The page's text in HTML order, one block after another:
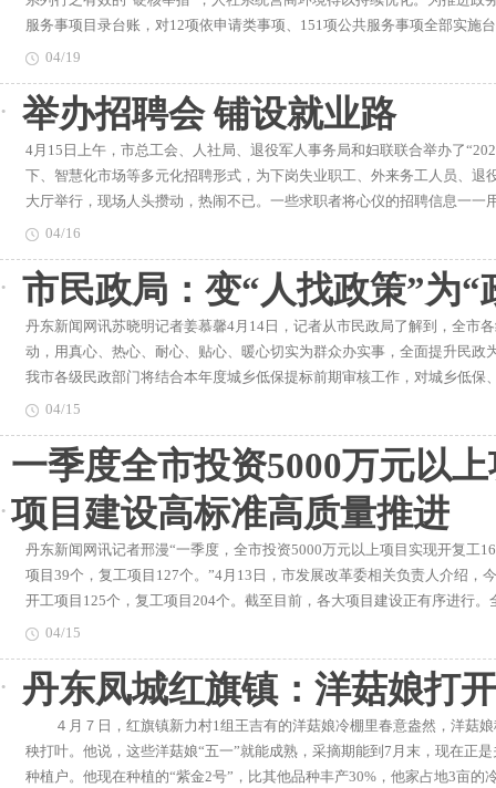
监督、举报和处置机制，依法查处虚假违法广告、质量违法案件。强化
进度、定责任”的原则，细化到人、明确到岗，一级抓一级、层层抓落实
踪问效、严肃问责，坚决做到创城工作到哪里，督导检查到哪里，跟踪
工作实效。孙晓晖表示，市市场监管局将以更严的要求、更高的标准、
的基础上，对内部空间重新进行规划设计，充分提高空间利用率，将空
卫生间和轮椅通道及各种残障人辅助设施，方便母婴及残疾人如厕需求
扎实开展2021年“两节”期间社会救助工作，在省内率先制定救助新举措
困人员供养金和照顾料理费、孤儿和事实无人抚养儿童保障金3150万元
800多人次符合条件的困难家庭发放临时救助金71万元；在全省率先出台
特困人员家庭和孤儿、事实无人抚养儿童家庭每户补贴400元，农村低保
困难家庭取暖救助工作，为全市5.4万户困难家庭发放取暖救助金1924万
次，确保困难群众温暖过冬，安心过年。建立司法工作联系点市司法局
的亮点品牌。市司法局在全省率先组织召开省级法治政府建设示范创建
线三点”建设模式，提前6个月率先在全省实现“村民评理说事点”建设全
级地方性法规、政府规章和行政规范性文件1792件，废止464件、修改
展全市行政执法人员资格网络培训考试，合格率达到96.88%。被确定为
级工作联系点。争取上级地方政府债券资金支持按照省财政厅的统一安
积极行动，自去年9月末就启动了2021年地方政府债券需求的梳理工作，
完成了2021年地方政府债券需求申报工作。2021年，全市地方政府债券
138亿元，专项债券需求102个项目217亿元。项目紧紧围绕“两新一重”“
四五”规划，涵盖生态环保、乡村振兴、教育、医疗健康、社会保障、交
和产业园区基础设施等重点领域，以地方政府债券的形式予以资金支持
间，市文化旅游广电局组织文艺团体积极开展线上线下四大类14项公益
主要包括：“丹东市朝鲜族迎新春文艺晚会”、“艺术迎新春文化进万家”
人》等线上歌舞剧节目；国图公开课精选展播、“中国年俗文化推送周”、
宵节活动等群众文化主题活动；“家乡美·幸福年”优秀短视频系列展播、
等民风民俗主题活动；“我们的中国梦”文化进万家—迎新春剪纸农民画优
赞、“我们的节日”等文化场馆活动。以上系列文化活动的开展营造喜庆
大地丰富了群众的业余生活，提高了人民群众的文化素养，增强了人民
万余人次。开展“民主人士经丹东北上”登陆地及活动考证工作市政协大
士经丹东北上”登陆地和活动考证工作。召开“民主人士经丹东北上”文史
组。先后组织相关人员深入省（市）档案馆、省图书馆、省政协文史馆
留存资料共计100余册（篇）、500余万字。课题组历时3个月，先后6次
服务事项目录台账，对12项依申请类事项、151项公共服务事项全部实施
方式，切实做到底数清、情况明。全力推进人社服务“快办行动”，把原
请、稳岗返还申领、技能补贴申领、就业登记等25项高频事项在规定办
办、关联事项提速办。此外，市人社局积极推进政务服务能力“一体化
达到134122件，政务服务事项网办事项占比55.8%，全程网办率达到
跑动次数0.34次，平均材料数量1.07个，平均受理环节数0.33个，即办件
办”改革，“一窗”受理比例达到79.2%。首创“办不成事”反映窗口，全力
求助有人、服务有效。“办不成事”窗口自创立以来，累计接待群众167人
大厅LED显示屏动态展示指标完成情况，将“一网通办”纳入工作实绩考
依据。2020年以来，共向政务服务平台发送“好差评”数据195692条，好
平台“标准化”“智慧化”方面下足功夫。目前，已经同步拓展丹东人社APP
务功能，人社服务智慧大厅开设政策咨询服务区、企业自助服务区、个
验区，极大地方便了办事群众。记者姜慕馨
04/19
举办招聘会 铺设就业路
4月15日上午，市总工会、人社局、退役军人事务局和妇联联合举办了
下、智慧化市场等多元化招聘形式，为下岗失业职工、外来务工人员、
大厅举行，现场人头攒动，热闹不已。一些求职者将心仪的招聘信息一
面与企业人员咨询招聘工作内容、薪资等事宜。“之前在大城市工作，现
近50家发展势头好、待遇优厚企业参会，机械制造业、副食品加工业、
个。为积极推动下岗失业职工、外来务工人员、退役军人等就业创业工
商环境，主办方通过我市“就业人才智慧服务平台”为求职者提供了更加
热烈欢迎。此次招聘会共吸引250余名求职人员前来应聘。近年来，市总
律援助等形式，努力提高下岗失业人员的就业成功率，同时积极与市人
建良好的供需桥梁，让广大群众在家门口就能找到满意的工作，全力帮扶
04/16
市民政局：变“人找政策”为“
丹东新闻网讯苏晓明记者姜慕馨4月14日，记者从市民政局了解到，全市
动，用真心、热心、耐心、贴心、暖心切实为群众办实事，全面提升民
我市各级民政部门将结合本年度城乡低保提标前期审核工作，对城乡低
社会救助政策知晓度，及时了解民情民声，建立及时主动发现机制，变“
序，实行社会救助容缺受理，简化社会救助申请审核，逐步取消可以通
可不再进行民主评议，对基本生活暂时出现严重困难的家庭和个人，及
排中，民政部门还将边帮扶边解决实际问题，对于现有救助政策未覆盖
通过采取财政引导性投入、与慈善部门合作、鼓励社会捐赠等方式，在
难群众实施“发点球”式精准救助，提高兜底保障能力。
04/15
一季度全市投资5000万元以
项目建设高标准高质量推进
丹东新闻网讯记者邢漫“一季度，全市投资5000万元以上项目实现开复工
项目39个，复工项目127个。”4月13日，市发展改革委相关负责人介绍，
开工项目125个，复工项目204个。截至目前，各大项目建设正有序进行
立“项目为王”理念和“抓项目就是抓投资，抓投资就是抓发展”思想，认真
度重点项目进行定点包扶，建立各地区各部门具体负责的工作机制。截
建设中存在的主要问题，加快推进重点项目建设进度。与此同时，全市
围内组织开展重点项目建设“集中开工月”活动。在3月19日全市“项目集
设任务奠定了坚实的基础。截至4月8日，全地区投资5000万元以上项目
调度，推进解决项目问题。”市发展改革委相关负责人介绍，按照《推进
04/15
丹东凤城红旗镇：洋菇娘打
４月７日，红旗镇新力村1组王吉有的洋菇娘冷棚里春意盎然，洋菇
秧打叶。他说，这些洋菇娘“五一”就能成熟，采摘期能到7月末，现在正
种植户。他现在种植的“紫金2号”，比其他品种丰产30%，他家占地3亩